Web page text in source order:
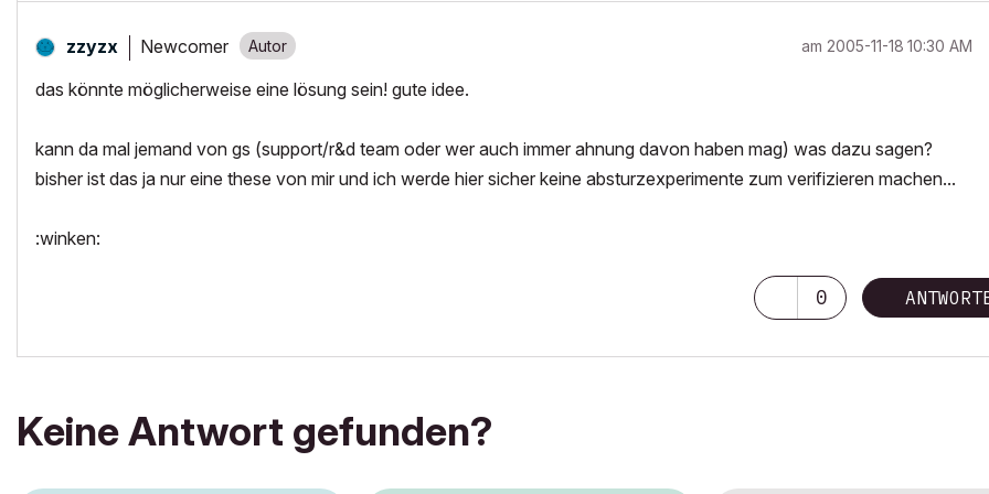
zzyzx Newcomer am ‎2005-11-18 10:30 AM
das könnte möglicherweise eine lösung sein! gute idee.
kann da mal jemand von gs (support/r&d team oder wer auch immer ahnung davon haben mag) was dazu sagen?
bisher ist das ja nur eine these von mir und ich werde hier sicher keine absturzexperimente zum verifizieren machen...
:winken:
0
Keine Antwort gefunden?